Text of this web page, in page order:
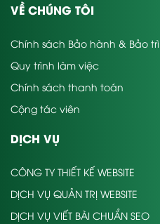
VỀ CHÚNG TÔI
Chính sách Bảo hành & Bảo trì
Quy trình làm việc
Chính sách thanh toán
Cộng tác viên
DỊCH VỤ
CÔNG TY THIẾT KẾ WEBSITE
DỊCH VỤ QUẢN TRỊ WEBSITE
DỊCH VỤ VIẾT BÀI CHUẨN SEO